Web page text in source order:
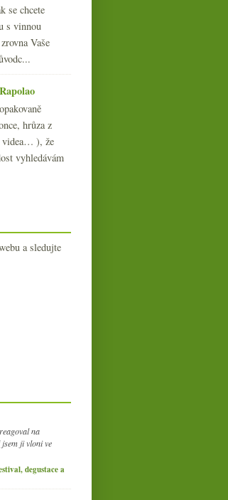
se chcete
s vinnou
Vaše
hrůza z
videa… ), že
vyhledávám
a sledujte
na
ji vloni ve
degustace a